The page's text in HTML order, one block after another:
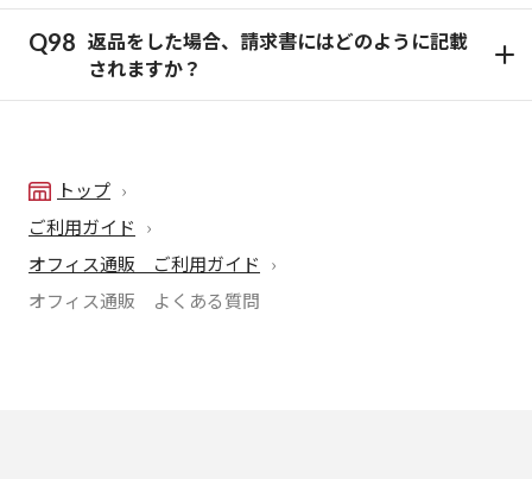
返品をした場合、請求書にはどのように記載
されますか？
トップ
ご利用ガイド
オフィス通販 ご利用ガイド
オフィス通販 よくある質問